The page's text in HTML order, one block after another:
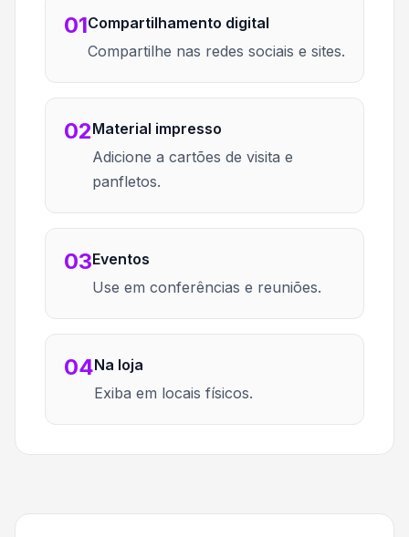
01Compartilhamento digital
Compartilhe nas redes sociais e sites.
02Material impresso
Adicione a cartões de visita e
panfletos.
03Eventos
Use em conferências e reuniões.
04Na loja
Exiba em locais físicos.